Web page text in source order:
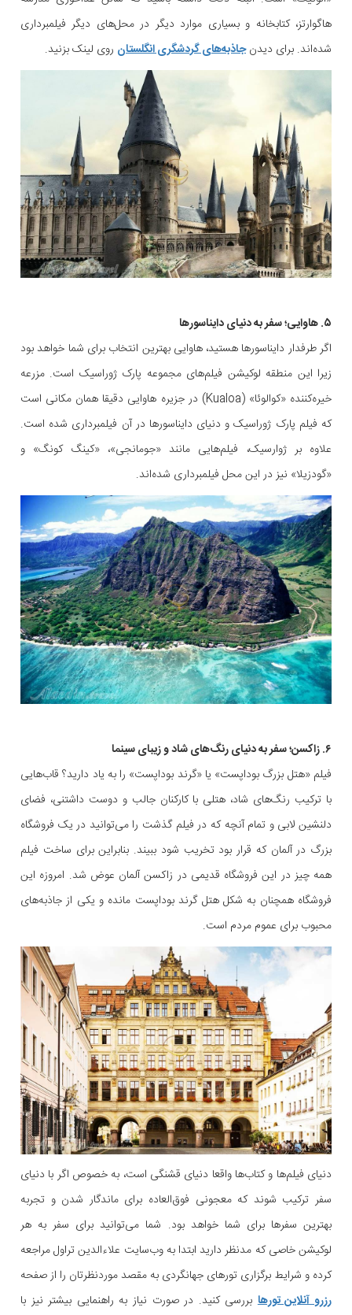
هاگوارتز، کتابخانه و بسیاری موارد دیگر در محل‌های دیگر فیلمبرداری
شده‌اند. برای دیدنجاذبه‌های گردشگری انگلستان روی لینک بزنید.
۵. هاوایی؛ سفر به دنیای دایناسورها
اگر طرفدار دایناسورها هستید، هاوایی بهترین انتخاب برای شما خواهد بود
زیرا این منطقه لوکیشن فیلم‌‌های مجموعه پارک ژوراسیک است. مزرعه
خیره‌کننده «کوالوئا» (Kualoa) در جزیره هاوایی دقیقا همان مکانی است
که فیلم پارک ژوراسیک و دنیای دایناسورها در آن فیلمبرداری شده است.
علاوه بر ژوارسیک، فیلم‌هایی مانند «جومانجی»، «کینگ کونگ» و
«گودزیلا» نیز در این محل فیلمبرداری شده‌اند.
۶. زاکسن؛ سفر به دنیای رنگ‌های شاد و زیبای سینما
فیلم «هتل بزرگ بوداپست» یا «گرند بوداپست» را به یاد دارید؟ قاب‌هایی
با ترکیب رنگ‌های شاد، هتلی با کارکنان جالب و دوست داشتنی، فضای
دلنشین لابی و تمام آنچه که در فیلم گذشت را می‌توانید در یک فروشگاه
بزرگ در آلمان که قرار بود تخریب شود ببیند. بنابراین برای ساخت فیلم
همه چیز در این فروشگاه قدیمی در زاکسن آلمان عوض شد. امروزه این
فروشگاه همچنان به شکل هتل گرند بوداپست مانده و یکی از جاذبه‌های
محبوب برای عموم مردم است.
دنیای فیلم‌ها و کتاب‌ها واقعا دنیای قشنگی است، به خصوص اگر با دنیای
سفر ترکیب شوند که معجونی فوق‌العاده برای ماندگار شدن و تجربه
بهترین سفرها برای شما خواهد بود. شما می‌توانید برای سفر به هر
لوکیشن خاصی که مدنظر دارید ابتدا به وب‌سایت علاءالدین تراول مراجعه
کرده و شرایط برگزاری تورهای جهانگردی به مقصد موردنظرتان را از صفحه
رزرو آنلاین تورهابررسی کنید. در صورت نیاز به راهنمایی بیشتر نیز با